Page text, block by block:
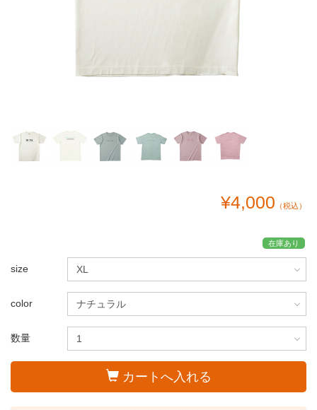
¥4,000 （税込）
在庫あり
size
color
数量
カートへ入れる